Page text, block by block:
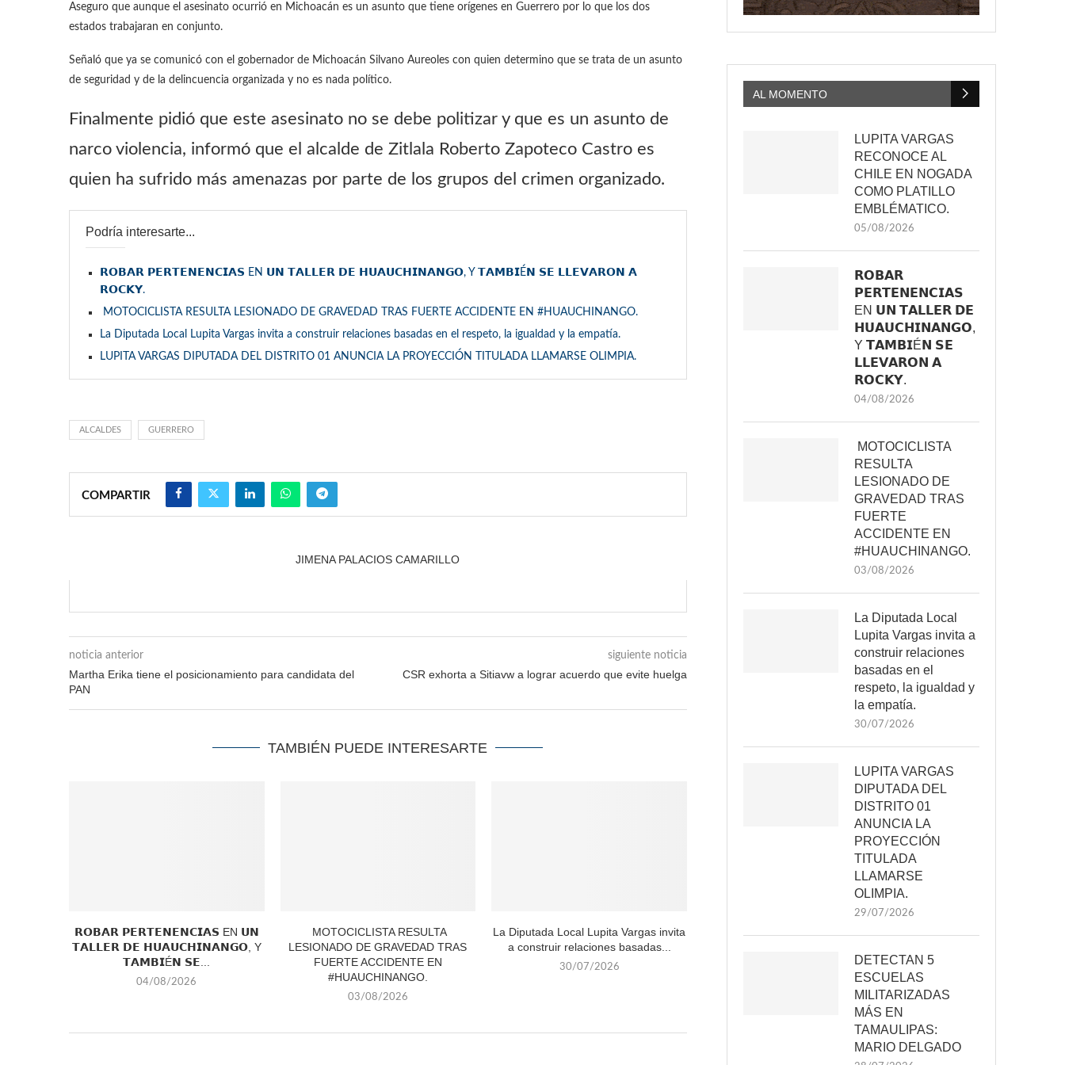
Aseguro que aunque el asesinato ocurrió en Michoacán es un asunto que tiene orígenes en Guerrero por lo que los dos
estados trabajaran en conjunto.
Señaló que ya se comunicó con el gobernador de Michoacán Silvano Aureoles con quien determino que se trata de un asunto
de seguridad y de la delincuencia organizada y no es nada político.
Finalmente pidió que este asesinato no se debe politizar y que es un asunto de
narco violencia, informó que el alcalde de Zitlala Roberto Zapoteco Castro es
quien ha sufrido más amenazas por parte de los grupos del crimen organizado.
Podría interesarte...
𝗥𝗢𝗕𝗔𝗥 𝗣𝗘𝗥𝗧𝗘𝗡𝗘𝗡𝗖𝗜𝗔𝗦 EN 𝗨𝗡 𝗧𝗔𝗟𝗟𝗘𝗥 𝗗𝗘 𝗛𝗨𝗔𝗨𝗖𝗛𝗜𝗡𝗔𝗡𝗚𝗢, Y 𝗧𝗔𝗠𝗕𝗜É𝗡 𝗦𝗘 𝗟𝗟𝗘𝗩𝗔𝗥𝗢𝗡 𝗔
𝗥𝗢𝗖𝗞𝗬.
MOTOCICLISTA RESULTA LESIONADO DE GRAVEDAD TRAS FUERTE ACCIDENTE EN #HUAUCHINANGO.
La Diputada Local Lupita Vargas invita a construir relaciones basadas en el respeto, la igualdad y la empatía.
LUPITA VARGAS DIPUTADA DEL DISTRITO 01 ANUNCIA LA PROYECCIÓN TITULADA LLAMARSE OLIMPIA.
ALCALDES GUERRERO
COMPARTIR
JIMENA PALACIOS CAMARILLO
noticia anterior
Martha Erika tiene el posicionamiento para candidata del
PAN
siguiente noticia
CSR exhorta a Sitiavw a lograr acuerdo que evite huelga
TAMBIÉN PUEDE INTERESARTE
𝗥𝗢𝗕𝗔𝗥 𝗣𝗘𝗥𝗧𝗘𝗡𝗘𝗡𝗖𝗜𝗔𝗦 EN 𝗨𝗡
𝗧𝗔𝗟𝗟𝗘𝗥 𝗗𝗘 𝗛𝗨𝗔𝗨𝗖𝗛𝗜𝗡𝗔𝗡𝗚𝗢, Y
𝗧𝗔𝗠𝗕𝗜É𝗡 𝗦𝗘...
04/08/2026
MOTOCICLISTA RESULTA
LESIONADO DE GRAVEDAD TRAS
FUERTE ACCIDENTE EN
#HUAUCHINANGO.
03/08/2026
La Diputada Local Lupita Vargas invita
a construir relaciones basadas...
30/07/2026
AL MOMENTO
LUPITA VARGAS
RECONOCE AL
CHILE EN NOGADA
COMO PLATILLO
EMBLÉMATICO.
05/08/2026
𝗥𝗢𝗕𝗔𝗥
𝗣𝗘𝗥𝗧𝗘𝗡𝗘𝗡𝗖𝗜𝗔𝗦
EN 𝗨𝗡 𝗧𝗔𝗟𝗟𝗘𝗥 𝗗𝗘
𝗛𝗨𝗔𝗨𝗖𝗛𝗜𝗡𝗔𝗡𝗚𝗢,
Y 𝗧𝗔𝗠𝗕𝗜É𝗡 𝗦𝗘
𝗟𝗟𝗘𝗩𝗔𝗥𝗢𝗡 𝗔
𝗥𝗢𝗖𝗞𝗬.
04/08/2026
MOTOCICLISTA
RESULTA
LESIONADO DE
GRAVEDAD TRAS
FUERTE
ACCIDENTE EN
#HUAUCHINANGO.
03/08/2026
La Diputada Local
Lupita Vargas invita a
construir relaciones
basadas en el
respeto, la igualdad y
la empatía.
30/07/2026
LUPITA VARGAS
DIPUTADA DEL
DISTRITO 01
ANUNCIA LA
PROYECCIÓN
TITULADA
LLAMARSE
OLIMPIA.
29/07/2026
DETECTAN 5
ESCUELAS
MILITARIZADAS
MÁS EN
TAMAULIPAS:
MARIO DELGADO